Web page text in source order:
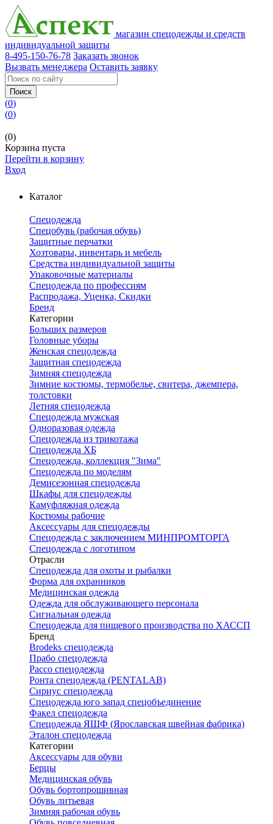
магазин спецодежды и средств
индивидуальной защиты
8-495-150-76-78 Заказать звонок
Вызвать менеджера Оставить заявку
Поиск
(0)
(0)
(0)
Корзина пуста
Перейти в корзину
Вход
Каталог
Спецодежда
Спецобувь (рабочая обувь)
Защитные перчатки
Хозтовары, инвентарь и мебель
Средства индивидуальной защиты
Упаковочные материалы
Спецодежда по профессиям
Распродажа, Уценка, Скидки
Бренд
Категории
Больших размеров
Головные уборы
Женская спецодежда
Защитная спецодежда
Зимняя спецодежда
Зимние костюмы, термобелье, свитера, джемпера,
толстовки
Летняя спецодежда
Спецодежда мужская
Одноразовая одежда
Спецодежда из трикотажа
Спецодежда ХБ
Спецодежда, коллекция "Зима"
Спецодежда по моделям
Демисезонная спецодежда
Шкафы для спецодежды
Камуфляжная одежда
Костюмы рабочие
Аксессуары для спецодежды
Спецодежда с заключением МИНПРОМТОРГА
Спецодежда с логотипом
Отрасли
Спецодежда для охоты и рыбалки
Форма для охранников
Медицинская одежда
Одежда для обслуживающего персонала
Сигнальная одежда
Спецодежда для пищевого производства по ХАССП
Бренд
Brodeks спецодежда
Прабо спецодежда
Рассо спецодежда
Ронта спецодежда (PENTALAB)
Сириус спецодежда
Спецодежда юго запад спецобъединение
Факел спецодежда
Спецодежда ЯШФ (Ярославская швейная фабрика)
Эталон спецодежда
Категории
Аксессуары для обуви
Берцы
Медицинская обувь
Обувь бортопрошивная
Обувь литьевая
Зимняя рабочая обувь